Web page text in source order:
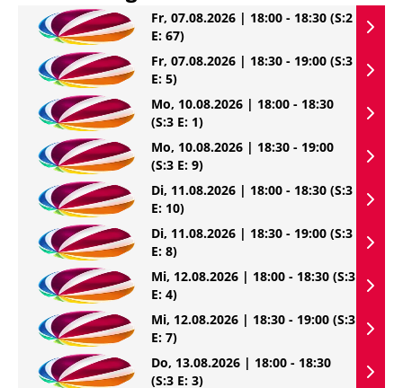
Fr, 07.08.2026 | 18:00 - 18:30 (S:2
E: 67)
Fr, 07.08.2026 | 18:30 - 19:00 (S:3
E: 5)
Mo, 10.08.2026 | 18:00 - 18:30
(S:3 E: 1)
Mo, 10.08.2026 | 18:30 - 19:00
(S:3 E: 9)
Di, 11.08.2026 | 18:00 - 18:30 (S:3
E: 10)
Di, 11.08.2026 | 18:30 - 19:00 (S:3
E: 8)
Mi, 12.08.2026 | 18:00 - 18:30 (S:3
E: 4)
Mi, 12.08.2026 | 18:30 - 19:00 (S:3
E: 7)
Do, 13.08.2026 | 18:00 - 18:30
(S:3 E: 3)